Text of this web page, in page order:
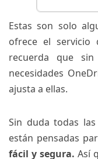
Estas son solo
ofrece el servicio
recuerda que
necesidades
ajusta a ellas.
Sin duda todas
están pensadas
fácil y segura. Así